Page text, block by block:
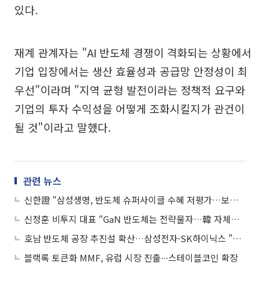
있다.
재계 관계자는 "AI 반도체 경쟁이 격화되는 상황에서
기업 입장에서는 생산 효율성과 공급망 안정성이 최
우선"이라며 "지역 균형 발전이라는 정책적 요구와
기업의 투자 수익성을 어떻게 조화시킬지가 관건이
될 것"이라고 말했다.
관련 뉴스
신한證 “삼성생명, 반도체 슈퍼사이클 수혜 저평가…보험업 최선호주”
신정훈 비투지 대표 “GaN 반도체는 전략물자…韓 자체기술 사수해야”
호남 반도체 공장 추진설 확산…삼성전자·SK하이닉스 "아는 바 없다"
블랙록 토큰화 MMF, 유럽 시장 진출∙∙∙스테이블코인 확장